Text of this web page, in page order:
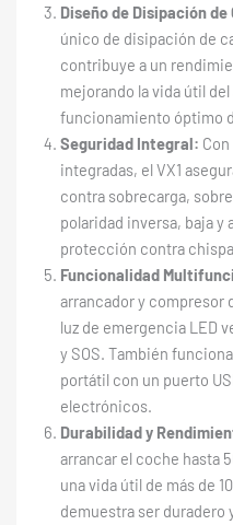
Diseño de Disipación
único de disipación de
contribuye a un
mejorando la vida útil
funcionamiento óptimo
Seguridad Integral:
integradas, el VX1
contra sobrecarga,
polaridad inversa, baja
protección contra
Funcionalidad
arrancador y compresor
luz de emergencia LED
y SOS. También
portátil con un puerto
electrónicos.
Durabilidad y
arrancar el coche hasta
una vida útil de más de
demuestra ser duradero